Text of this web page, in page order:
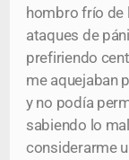
hombro frío de
ataques de
prefiriendo
me aquejaban
y no podía
sabiendo lo
considerarme